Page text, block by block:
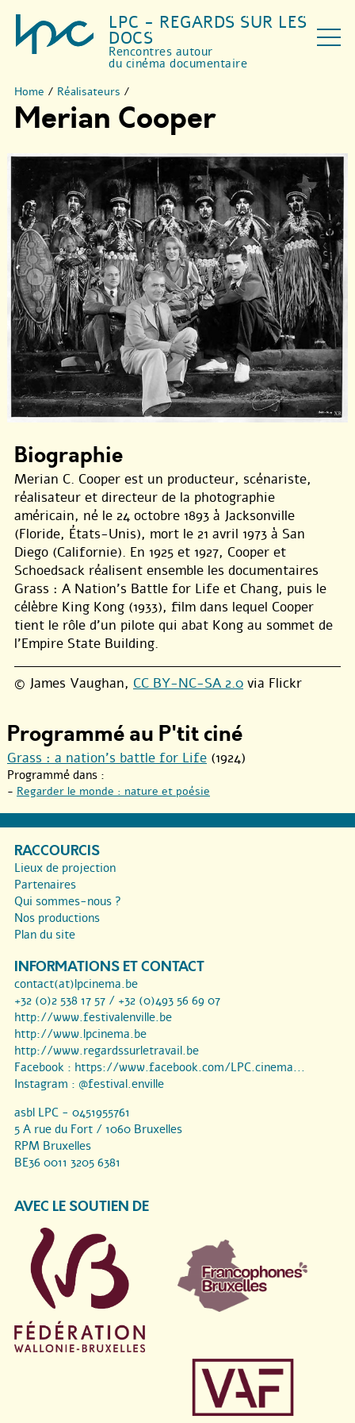
LPC - REGARDS SUR LES
DOCS
Rencontres autour
du cinéma documentaire
Home / Réalisateurs /
Merian Cooper
Biographie
Merian C. Cooper est un producteur, scénariste,
réalisateur et directeur de la photographie
américain, né le 24 octobre 1893 à Jacksonville
(Floride, États-Unis), mort le 21 avril 1973 à San
Diego (Californie). En 1925 et 1927, Cooper et
Schoedsack réalisent ensemble les documentaires
Grass : A Nation’s Battle for Life et Chang, puis le
célèbre King Kong (1933), film dans lequel Cooper
tient le rôle d’un pilote qui abat Kong au sommet de
l’Empire State Building.
© James Vaughan, CC BY-NC-SA 2.0 via Flickr
Programmé au P'tit ciné
Grass : a nation’s battle for Life (1924)
Programmé dans :
- Regarder le monde : nature et poésie
RACCOURCIS
Lieux de projection
Partenaires
Qui sommes-nous ?
Nos productions
Plan du site
INFORMATIONS ET CONTACT
contact(at)lpcinema.be
+32 (0)2 538 17 57 / +32 (0)493 56 69 07
http://www.festivalenville.be
http://www.lpcinema.be
http://www.regardssurletravail.be
Facebook : https://www.facebook.com/LPC.cinema...
Instagram : @festival.enville
asbl LPC - 0451955761
5 A rue du Fort / 1060 Bruxelles
RPM Bruxelles
BE36 0011 3205 6381
AVEC LE SOUTIEN DE